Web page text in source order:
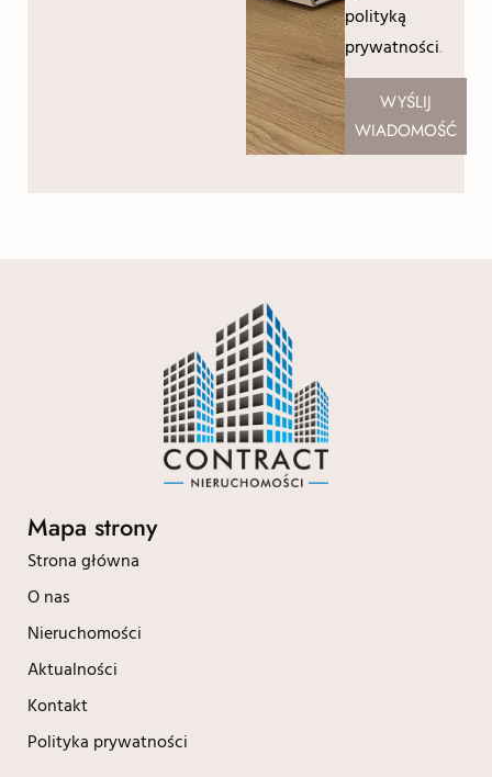
polityką
prywatności.
WYŚLIJ
WIADOMOŚĆ
Mapa strony
Strona główna
O nas
Nieruchomości
Aktualności
Kontakt
Polityka prywatności